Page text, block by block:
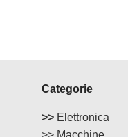
Categorie
>>Elettronica
>> Macchine